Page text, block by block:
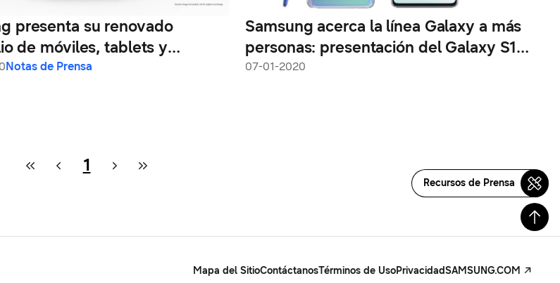
presenta su renovado
de móviles, tablets y
orientados a cubrir las
Notas de Prensa
Samsung acerca la línea Galaxy a más
personas: presentación del Galaxy S10
Lite y el Note10 Lite
07-01-2020
1
Recursos de Prensa
Mapa del SitioContáctanosTérminos de UsoPrivacidadSAMSUNG.COM